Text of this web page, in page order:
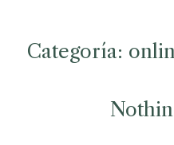
Categoría: